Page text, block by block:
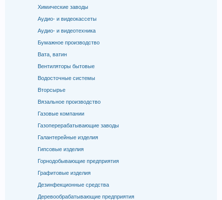
Химические заводы
Аудио- и видеокассеты
Аудио- и видеотехника
Бумажное производство
Вата, ватин
Вентиляторы бытовые
Водосточные системы
Вторсырье
Вязальное производство
Газовые компании
Газоперерабатывающие заводы
Галантерейные изделия
Гипсовые изделия
Горнодобывающие предприятия
Графитовые изделия
Дезинфекционные средства
Деревообрабатывающие предприятия